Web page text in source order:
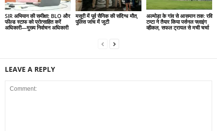
SIR अभियान की समीक्षा: BLO और
फील्ड स्टाफ को प्रोत्साहित करें
अधिकारी—मुख्य निर्वाचन अधिकारी
मसूरी में पूर्व सैनिक की संदिग्ध मौत,
पुलिस जांच में जुटी
अल्मोड़ा के गांव से आसमान तक: रवि
टम्टा ने तैयार किया पर्सनल फ्लाइंग
व्हीकल, सफल ट्रायल से मची चर्चा
LEAVE A REPLY